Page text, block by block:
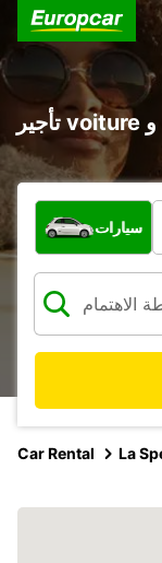
ما نوع المركبة؟
سيارات
Car Rental La